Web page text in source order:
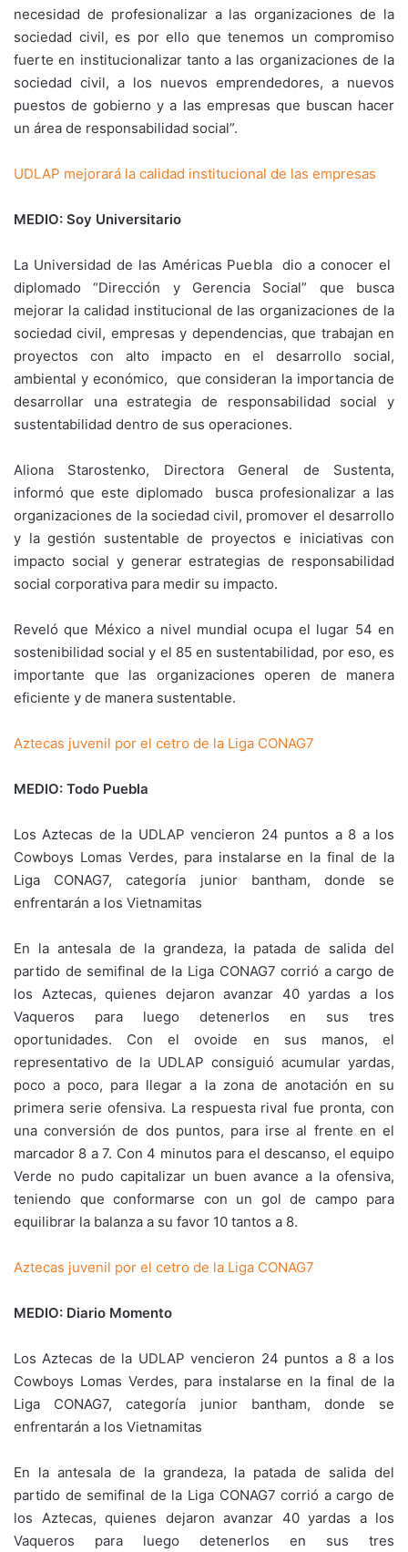
necesidad de profesionalizar a las organizaciones de la
sociedad civil, es por ello que tenemos un compromiso
fuerte en institucionalizar tanto a las organizaciones de la
sociedad civil, a los nuevos emprendedores, a nuevos
puestos de gobierno y a las empresas que buscan hacer
un área de responsabilidad social”.
UDLAP mejorará la calidad institucional de las empresas
MEDIO: Soy Universitario
La Universidad de las Américas Puebla dio a conocer el
diplomado “Dirección y Gerencia Social” que busca
mejorar la calidad institucional de las organizaciones de la
sociedad civil, empresas y dependencias, que trabajan en
proyectos con alto impacto en el desarrollo social,
ambiental y económico, que consideran la importancia de
desarrollar una estrategia de responsabilidad social y
sustentabilidad dentro de sus operaciones.
Aliona Starostenko, Directora General de Sustenta,
informó que este diplomado busca profesionalizar a las
organizaciones de la sociedad civil, promover el desarrollo
y la gestión sustentable de proyectos e iniciativas con
impacto social y generar estrategias de responsabilidad
social corporativa para medir su impacto.
Reveló que México a nivel mundial ocupa el lugar 54 en
sostenibilidad social y el 85 en sustentabilidad, por eso, es
importante que las organizaciones operen de manera
eficiente y de manera sustentable.
Aztecas juvenil por el cetro de la Liga CONAG7
MEDIO: Todo Puebla
Los Aztecas de la UDLAP vencieron 24 puntos a 8 a los
Cowboys Lomas Verdes, para instalarse en la final de la
Liga CONAG7, categoría junior bantham, donde se
enfrentarán a los Vietnamitas
En la antesala de la grandeza, la patada de salida del
partido de semifinal de la Liga CONAG7 corrió a cargo de
los Aztecas, quienes dejaron avanzar 40 yardas a los
Vaqueros para luego detenerlos en sus tres
oportunidades. Con el ovoide en sus manos, el
representativo de la UDLAP consiguió acumular yardas,
poco a poco, para llegar a la zona de anotación en su
primera serie ofensiva. La respuesta rival fue pronta, con
una conversión de dos puntos, para irse al frente en el
marcador 8 a 7. Con 4 minutos para el descanso, el equipo
Verde no pudo capitalizar un buen avance a la ofensiva,
teniendo que conformarse con un gol de campo para
equilibrar la balanza a su favor 10 tantos a 8.
Aztecas juvenil por el cetro de la Liga CONAG7
MEDIO: Diario Momento
Los Aztecas de la UDLAP vencieron 24 puntos a 8 a los
Cowboys Lomas Verdes, para instalarse en la final de la
Liga CONAG7, categoría junior bantham, donde se
enfrentarán a los Vietnamitas
En la antesala de la grandeza, la patada de salida del
partido de semifinal de la Liga CONAG7 corrió a cargo de
los Aztecas, quienes dejaron avanzar 40 yardas a los
Vaqueros para luego detenerlos en sus tres